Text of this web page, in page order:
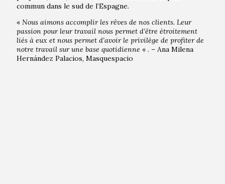
commun dans le sud de l’Espagne.
« Nous aimons accomplir les rêves de nos clients. Leur
passion pour leur travail nous permet d’être étroitement
liés à eux et nous permet d’avoir le privilège de profiter de
notre travail sur une base quotidienne « . – Ana Milena
Hernández Palacios, Masquespacio